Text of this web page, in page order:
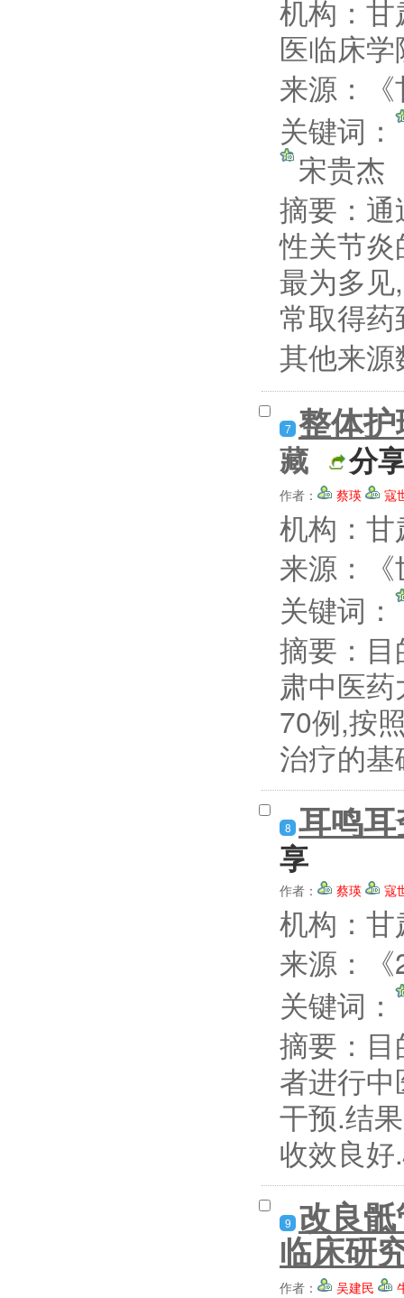
机构：
医临床学
来源：
关键词：
宋贵杰
摘要： 通
性关节
最为多
常取得
其他来
7 整体
藏 分
作者： 蔡瑛 寇
机构：
来源：
关键词：
摘要：
肃中医
70例,按
治疗的
8 耳鸣
享
作者： 蔡瑛 寇
机构：
来源：
关键词：
摘要：
者进行
干预.结
收效良
9 改良
临床研
作者： 吴建民